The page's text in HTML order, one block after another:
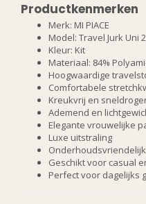
Productkenmerken
Merk: MI PIACE
Model: Travel Jurk Uni
Kleur: Kit
Materiaal: 84%
Hoogwaardige
Comfortabele
Kreukvrij en
Ademend en
Elegante vrouwelijke
Luxe uitstraling
Onderhoudsvriendelijk
Geschikt voor casual
Perfect voor dagelijks